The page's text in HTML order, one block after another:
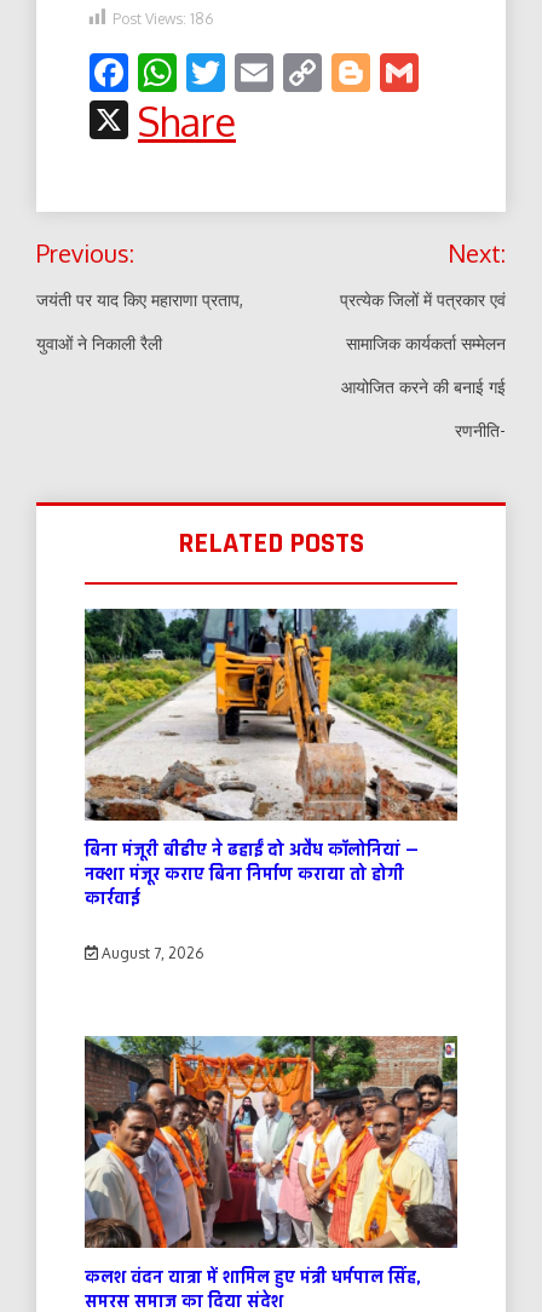
Post Views: 186
Facebook
WhatsApp
Twitter
EmailCopyBlogger
X
Share
Post
navigation
Previous:
जयंती पर याद किए महाराणा प्रताप,
युवाओं ने निकाली रैली
Next:
प्रत्येक जिलों में पत्रकार एवं
सामाजिक कार्यकर्ता सम्मेलन
आयोजित करने की बनाई गई
रणनीति-
RELATED POSTS
बिना मंजूरी बीडीए ने ढहाईं दो अवैध कॉलोनियां —
नक्शा मंजूर कराए बिना निर्माण कराया तो होगी
कार्रवाई
August 7, 2026
कलश वंदन यात्रा में शामिल हुए मंत्री धर्मपाल सिंह,
समरस समाज का दिया संदेश